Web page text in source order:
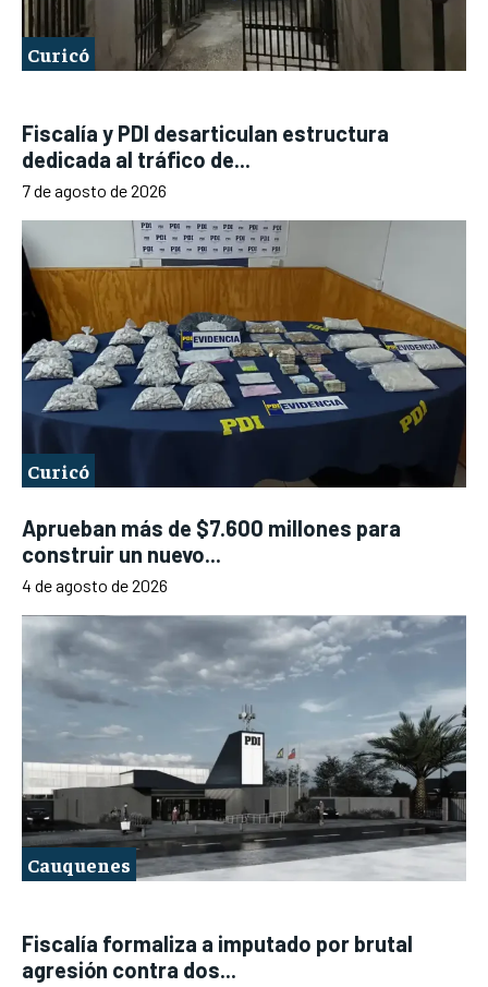
Curicó
Fiscalía y PDI desarticulan estructura
dedicada al tráfico de...
7 de agosto de 2026
Curicó
Aprueban más de $7.600 millones para
construir un nuevo...
4 de agosto de 2026
Cauquenes
Fiscalía formaliza a imputado por brutal
agresión contra dos...